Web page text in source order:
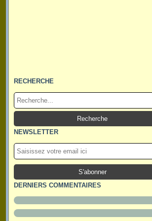
RECHERCHE
NEWSLETTER
DERNIERS COMMENTAIRES